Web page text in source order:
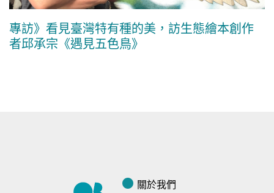
專訪》看見臺灣特有種的美，訪生態繪本創作
者邱承宗《遇見五色鳥》
關於我們